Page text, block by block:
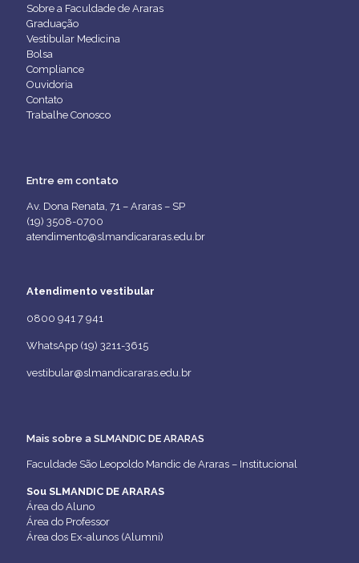
Sobre a Faculdade de Araras
Graduação
Vestibular Medicina
Bolsa
Compliance
Ouvidoria
Contato
Trabalhe Conosco
Entre em contato
Av. Dona Renata, 71 – Araras – SP
(19) 3508-0700
atendimento@slmandicararas.edu.br
Atendimento vestibular
0800 941 7 941
WhatsApp (19) 3211-3615
vestibular@slmandicararas.edu.br
Mais sobre a SLMANDIC DE ARARAS
Faculdade São Leopoldo Mandic de Araras – Institucional
Sou SLMANDIC DE ARARAS
Área do Aluno
Área do Professor
Área dos Ex-alunos (Alumni)